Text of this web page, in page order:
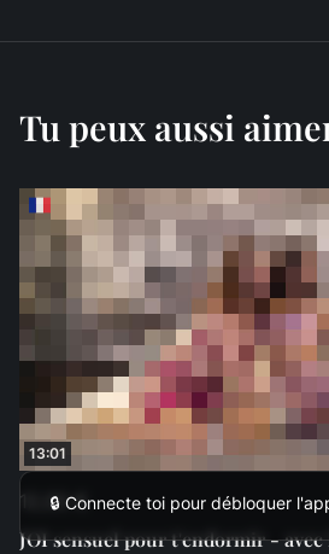
Tu peux aussi
13:01
🔒 Connecte toi pour débloquer
12,00 €
JOI sensuel pour t'endormir - avec